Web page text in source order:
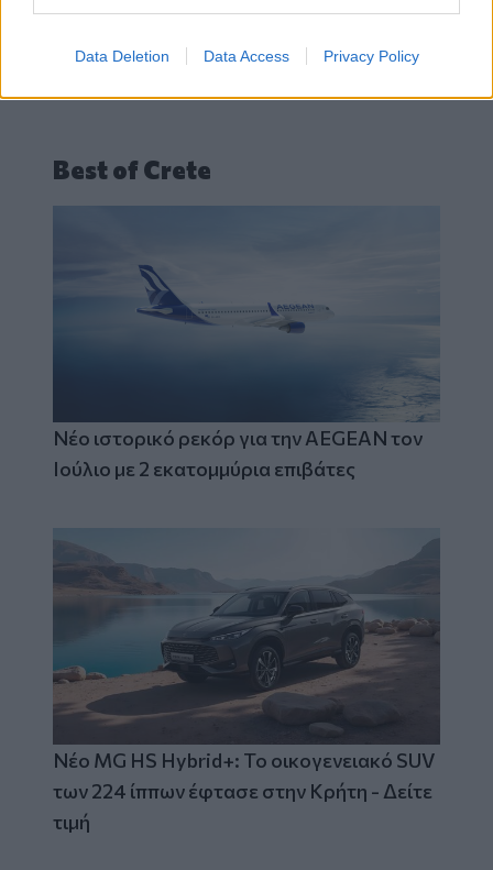
Data Deletion Data Access Privacy Policy
Best of Crete
Νέο ιστορικό ρεκόρ για την AEGEAN τον
Ιούλιο με 2 εκατομμύρια επιβάτες
Νέο MG HS Hybrid+: Το οικογενειακό SUV
των 224 ίππων έφτασε στην Κρήτη - Δείτε
τιμή